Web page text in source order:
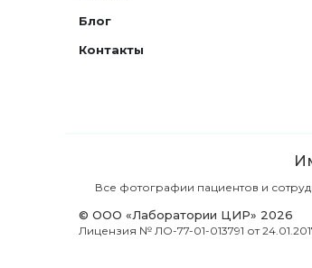
Блог
Контакты
Все фотографии пациентов и
© ООО «Лаборатории ЦИР» 2026
Лицензия № ЛО-77-01-013791 от